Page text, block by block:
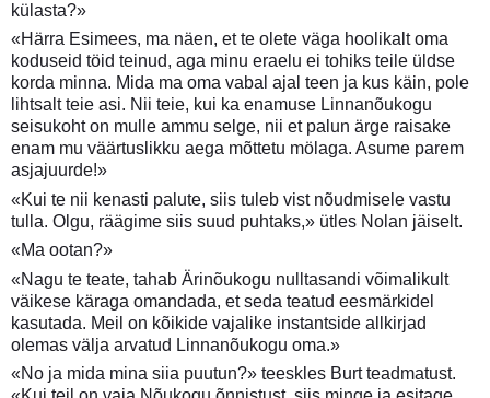
külasta?»
«Härra Esimees, ma näen, et te olete väga hoolikalt oma
koduseid töid teinud, aga minu eraelu ei tohiks teile üldse
korda minna. Mida ma oma vabal ajal teen ja kus käin, pole
lihtsalt teie asi. Nii teie, kui ka enamuse Linnanõukogu
seisukoht on mulle ammu selge, nii et palun ärge raisake
enam mu väärtuslikku aega mõttetu mölaga. Asume parem
asjajuurde!»
«Kui te nii kenasti palute, siis tuleb vist nõudmisele vastu
tulla. Olgu, räägime siis suud puhtaks,» ütles Nolan jäiselt.
«Ma ootan?»
«Nagu te teate, tahab Ärinõukogu nulltasandi võimalikult
väikese käraga omandada, et seda teatud eesmärkidel
kasutada. Meil on kõikide vajalike instantside allkirjad
olemas välja arvatud Linnanõukogu oma.»
«No ja mida mina siia puutun?» teeskles Burt teadmatust.